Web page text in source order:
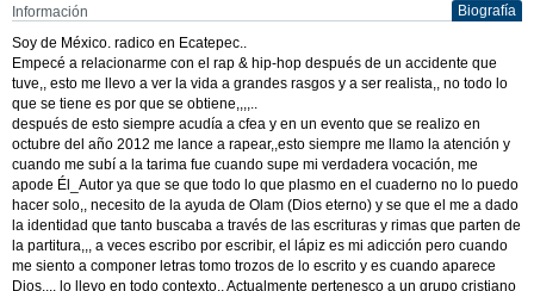
Información
Biografía
Soy de México. radico en Ecatepec..
Empecé a relacionarme con el rap & hip-hop después de un accidente que
tuve,, esto me llevo a ver la vida a grandes rasgos y a ser realista,, no todo lo
que se tiene es por que se obtiene,,,,..
después de esto siempre acudía a cfea y en un evento que se realizo en
octubre del año 2012 me lance a rapear,,esto siempre me llamo la atención y
cuando me subí a la tarima fue cuando supe mi verdadera vocación, me
apode Él_Autor ya que se que todo lo que plasmo en el cuaderno no lo puedo
hacer solo,, necesito de la ayuda de Olam (Dios eterno) y se que el me a dado
la identidad que tanto buscaba a través de las escrituras y rimas que parten de
la partitura,,, a veces escribo por escribir, el lápiz es mi adicción pero cuando
me siento a componer letras tomo trozos de lo escrito y es cuando aparece
Dios,,,. lo llevo en todo contexto,, Actualmente pertenesco a un grupo cristiano